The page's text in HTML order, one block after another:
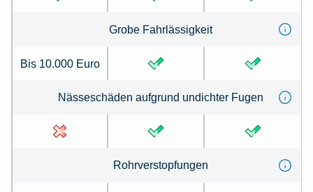
Grobe Fahr­lässig­keit
Bis 10.000 Euro
Nässe­schäden auf­grund un­dichter Fugen
Rohr­ver­stopfungen